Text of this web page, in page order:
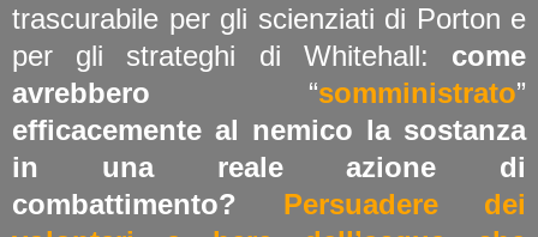
trascurabile per gli scienziati di Porton e
per gli strateghi di Whitehall: come
avrebbero “somministrato”
efficacemente al nemico la sostanza
in una reale azione di
combattimento?
Persuadere dei